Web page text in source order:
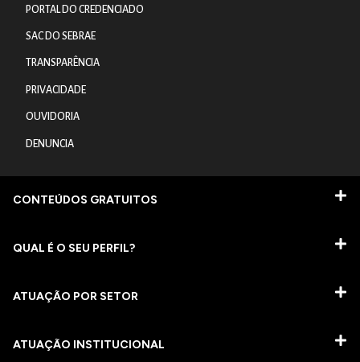
PORTAL DO CREDENCIADO
SAC DO SEBRAE
TRANSPARÊNCIA
PRIVACIDADE
OUVIDORIA
DENUNCIA
CONTEÚDOS GRATUITOS
QUAL É O SEU PERFIL?
ATUAÇÃO POR SETOR
ATUAÇÃO INSTITUCIONAL